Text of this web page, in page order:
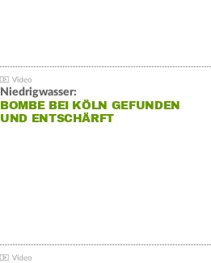
Niedrigwasser:
BOMBE BEI KÖLN GEFUNDEN
UND ENTSCHÄRFT